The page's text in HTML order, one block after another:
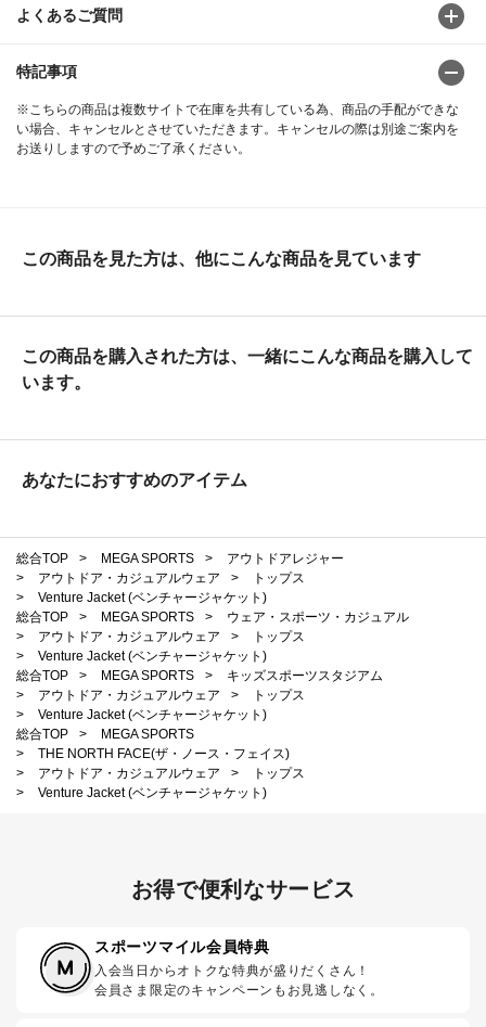
よくあるご質問
特記事項
※こちらの商品は複数サイトで在庫を共有している為、商品の手配ができな
い場合、キャンセルとさせていただきます。キャンセルの際は別途ご案内を
お送りしますので予めご了承ください。
この商品を見た方は、他にこんな商品を見ています
この商品を購入された方は、一緒にこんな商品を購入して
います。
あなたにおすすめのアイテム
総合TOP > MEGA SPORTS >
アウトドアレジャー
>
アウトドア・カジュアルウェア >
トップス
>
Venture Jacket (ベンチャージャケット)
総合TOP
> MEGA SPORTS >
ウェア・スポーツ・カジュアル
>
アウトドア・カジュアルウェア >
トップス
>
Venture Jacket (ベンチャージャケット)
総合TOP
> MEGA SPORTS >
キッズスポーツスタジアム
>
アウトドア・カジュアルウェア >
トップス
>
Venture Jacket (ベンチャージャケット)
総合TOP
>
MEGA SPORTS
>
THE NORTH FACE(ザ・ノース・フェイス)
>
アウトドア・カジュアルウェア >
トップス
>
Venture Jacket (ベンチャージャケット)
お得で便利なサービス
スポーツマイル会員特典
入会当日からオトクな特典が盛りだくさん！
会員さま限定のキャンペーンもお見逃しなく。